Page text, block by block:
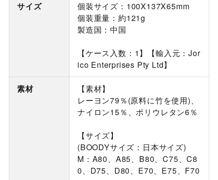
サイズ
個装サイズ：100X137X65mm
個装重量：約121g
製造国：中国
【ケース入数：1】【輸入元：Jor
ico Enterprises Pty Ltd】
素材
【素材】
レーヨン79％(原料に竹を使用)、
ナイロン15％、ポリウレタン6％
【サイズ】
(BOODYサイズ：日本サイズ)
M：A80、A85、B80、C75、C8
0、D75、D80、E70、E75、F70